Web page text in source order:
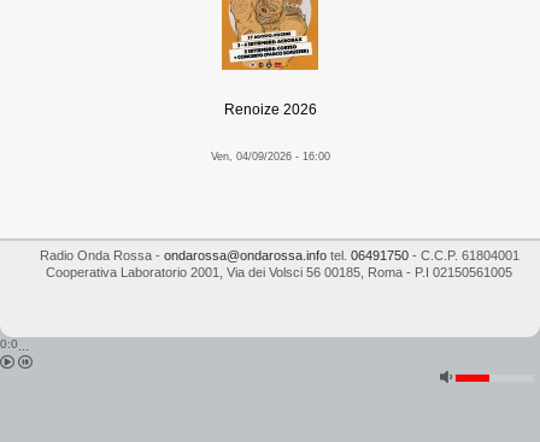
Renoize 2026
Ven, 04/09/2026 - 16:00
Radio Onda Rossa- ondarossa@ondarossa.infotel. 06491750- C.C.P. 61804001
Cooperativa Laboratorio 2001
Via dei Volsci 56 00185 Roma - P.I 02150561005
0:0